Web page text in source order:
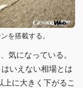
を搭載する。
気になっている。
いえない相場とは
に大きく下がるこ